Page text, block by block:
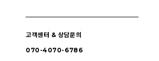
고객센터 & 상담문의
070-4070-6786